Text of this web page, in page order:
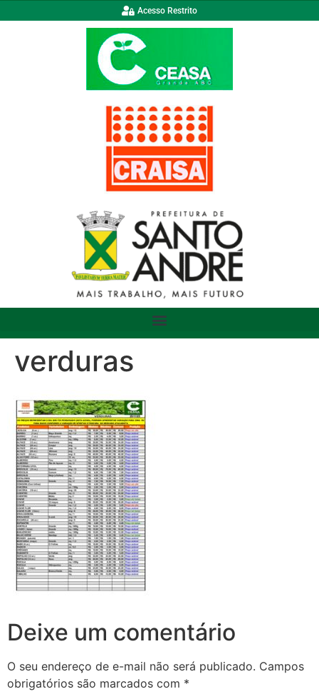
Acesso Restrito
verduras
Deixe um comentário
O seu endereço de e-mail não será publicado. Campos
obrigatórios são marcados com *